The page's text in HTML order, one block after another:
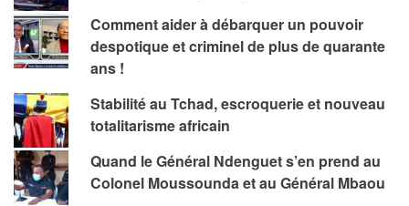
Comment aider à débarquer un pouvoir
despotique et criminel de plus de quarante
ans !
Stabilité au Tchad, escroquerie et nouveau
totalitarisme africain
Quand le Général Ndenguet s’en prend au
Colonel Moussounda et au Général Mbaou